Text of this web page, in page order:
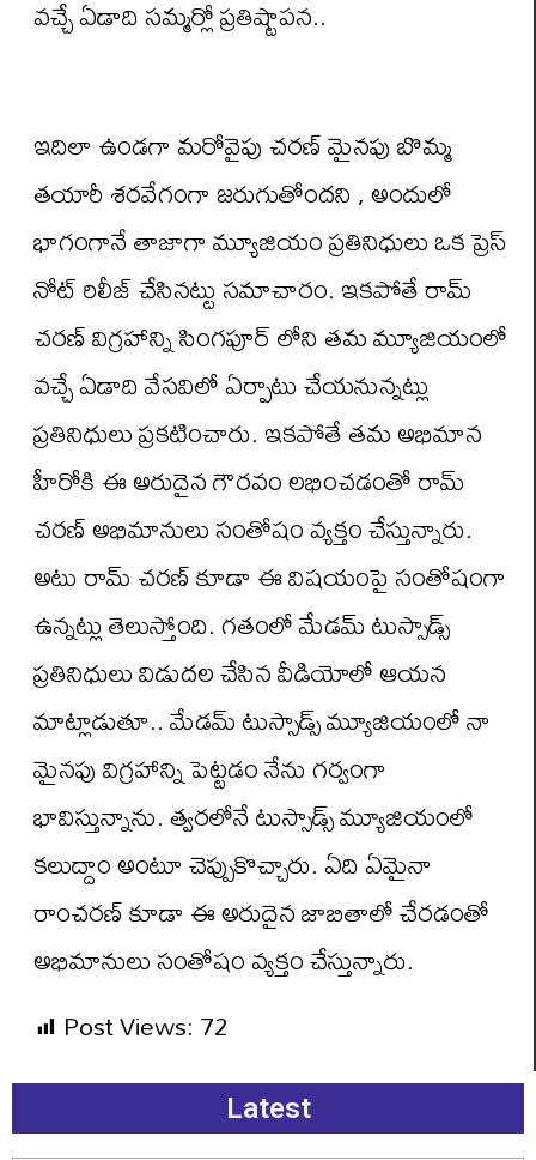
వచ్చే ఏడాది సమ్మర్లో ప్రతిష్టాపన..
ఇదిలా ఉండగా మరోవైపు చరణ్ మైనపు బొమ్మ
తయారీ శరవేగంగా జరుగుతోందని , అందులో
భాగంగానే తాజాగా మ్యూజియం ప్రతినిధులు ఒక ప్రెస్
నోట్ రిలీజ్ చేసినట్టు సమాచారం. ఇకపోతే రామ్
చరణ్ విగ్రహాన్ని సింగపూర్ లోని తమ మ్యూజియంలో
వచ్చే ఏడాది వేసవిలో ఏర్పాటు చేయనున్నట్లు
ప్రతినిధులు ప్రకటించారు. ఇకపోతే తమ అభిమాన
హీరోకి ఈ అరుదైన గౌరవం లభించడంతో రామ్
చరణ్ అభిమానులు సంతోషం వ్యక్తం చేస్తున్నారు.
అటు రామ్ చరణ్ కూడా ఈ విషయంపై సంతోషంగా
ఉన్నట్లు తెలుస్తోంది. గతంలో మేడమ్ టుస్సాడ్స్
ప్రతినిధులు విడుదల చేసిన వీడియోలో ఆయన
మాట్లాడుతూ.. మేడమ్ టుస్సాడ్స్ మ్యూజియంలో నా
మైనపు విగ్రహాన్ని పెట్టడం నేను గర్వంగా
భావిస్తున్నాను. త్వరలోనే టుస్సాడ్స్ మ్యూజియంలో
కలుద్దాం అంటూ చెప్పుకొచ్చారు. ఏది ఏమైనా
రాంచరణ్ కూడా ఈ అరుదైన జాబితాలో చేరడంతో
అభిమానులు సంతోషం వ్యక్తం చేస్తున్నారు.
Post Views:72
Latest